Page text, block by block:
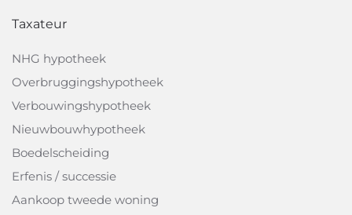
Taxateur
NHG hypotheek
Overbruggingshypotheek
Verbouwingshypotheek
Nieuwbouwhypotheek
Boedelscheiding
Erfenis / successie
Aankoop tweede woning